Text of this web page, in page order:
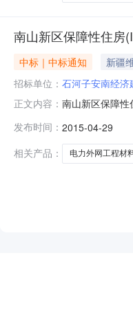
南山新区保障性住房
中标｜中标通知
新疆
招标单位： 石河子安南经济
正文内容： 南山新区保障
性住房（I）期
181.5785万元
发布时间： 2015-04-29
相关产品：
电力外网工程材